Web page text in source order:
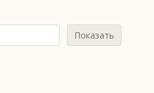
Показать